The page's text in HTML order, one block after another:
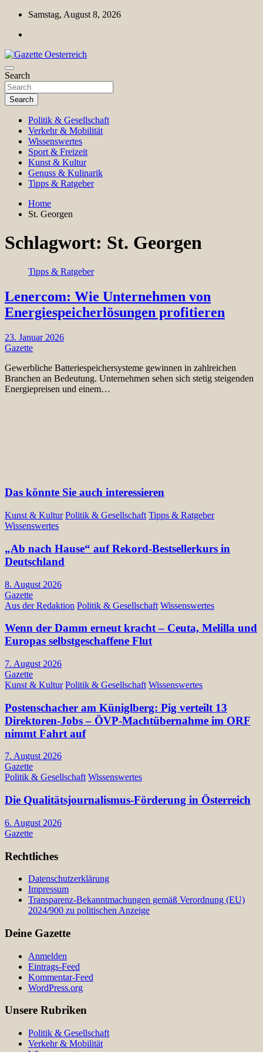
Skip
content
Samstag, August 8, 2026
Gazette Oesterreich
Magazin für Freizeit, Politik, Kultur & Wissenschaft
Search
Search
Politik & Gesellschaft
Verkehr & Mobilität
Wissenswertes
Sport & Freizeit
Kunst & Kultur
Genuss & Kulinarik
Tipps & Ratgeber
Home
St. Georgen
Schlagwort: St. Georgen
Tipps & Ratgeber
Lenercom: Wie Unternehmen von
Energiespeicherlösungen profitieren
23. Januar 2026
Gazette
Gewerbliche Batteriespeichersysteme gewinnen in zahlreichen
Branchen an Bedeutung. Unternehmen sehen sich stetig steigenden
Energiepreisen und einem…
Das könnte Sie auch interessieren
Kunst & Kultur Politik & Gesellschaft Tipps & Ratgeber
Wissenswertes
„Ab nach Hause“ auf Rekord-Bestsellerkurs in
Deutschland
8. August 2026
Gazette
Aus der Redaktion Politik & Gesellschaft Wissenswertes
Wenn der Damm erneut kracht – Ceuta, Melilla und
Europas selbstgeschaffene Flut
7. August 2026
Gazette
Kunst & Kultur Politik & Gesellschaft Wissenswertes
Postenschacher am Küniglberg: Pig verteilt 13
Direktoren-Jobs – ÖVP-Machtübernahme im ORF
nimmt Fahrt auf
7. August 2026
Gazette
Politik & Gesellschaft Wissenswertes
Die Qualitätsjournalismus-Förderung in Österreich
6. August 2026
Gazette
Rechtliches
Datenschutzerklärung
Impressum
Transparenz-Bekanntmachungen gemäß Verordnung (EU)
2024/900 zu politischen Anzeige
Deine Gazette
Anmelden
Eintrags-Feed
Kommentar-Feed
WordPress.org
Unsere Rubriken
Politik & Gesellschaft
Verkehr & Mobilität